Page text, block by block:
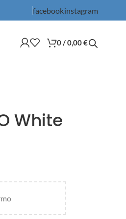
facebookinstagram
0 /0,00€
White